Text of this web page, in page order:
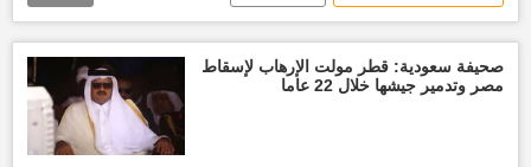
العالم العربي أخبار قطر اليوم
رئيس هيئة قناة السويس الفريق مهاب مميش
الحكومة القطرية أخبار مصر الآن
صحيفة سعودية: قطر مولت الإرهاب لإسقاط
مصر وتدمير جيشها خلال 22 عاما